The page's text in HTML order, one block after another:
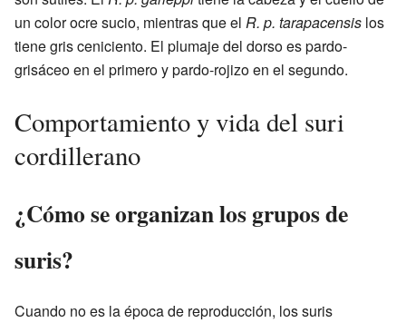
un color ocre sucio, mientras que el R. p. tarapacensis los
tiene gris ceniciento. El plumaje del dorso es pardo-
grisáceo en el primero y pardo-rojizo en el segundo.
Comportamiento y vida del suri
cordillerano
¿Cómo se organizan los grupos de
suris?
Cuando no es la época de reproducción, los suris